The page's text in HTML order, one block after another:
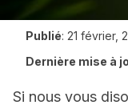
Publié: 21 février,
Dernière mise à
Si nous vous